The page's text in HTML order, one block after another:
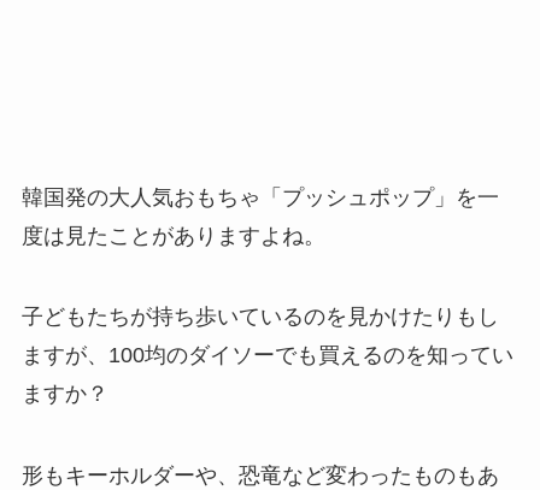
韓国発の大人気おもちゃ「プッシュポップ」を一
度は見たことがありますよね。
子どもたちが持ち歩いているのを見かけたりもし
ますが、100均のダイソーでも買えるのを知ってい
ますか？
形もキーホルダーや、恐竜など変わったものもあ